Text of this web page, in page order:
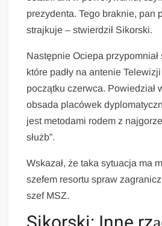
prezydenta. Tego braknie, pan
strajkuje – stwierdził Sikorski.
Następnie Ociepa przypomniał
które padły na antenie
początku czerwca. Powiedział
obsada placówek
jest metodami rodem z
służb”.
Wskazał, że taka sytuacja ma
szefem resortu spraw
szef MSZ.